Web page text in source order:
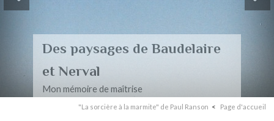
Des paysages de Baudelaire
et Nerval
Mon mémoire de maîtrise
"La sorcière à la marmite" de Paul Ranson Page d'accueil